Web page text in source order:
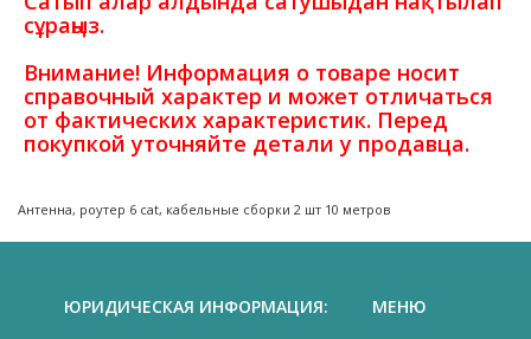
сұраңыз.
Внимание! Информация о товаре носит
справочный характер и может отличаться
от фактических характеристик. Перед
покупкой уточняйте детали у продавца.
Антенна, роутер 6 cat, кабельные сборки 2 шт 10 метров
ЮРИДИЧЕСКАЯ ИНФОРМАЦИЯ: МЕНЮ